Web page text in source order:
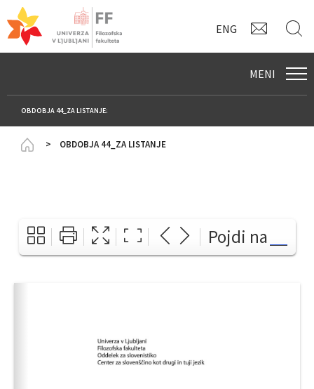
ENG
MENI
OBDOBJA 44_ZA LISTANJE:
HomepageOBDOBJA 44_ZA LISTANJE
Pojdi na